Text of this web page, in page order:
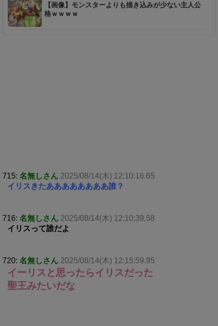
【画像】モンスターよりも描き込みが少ない主人公
格ｗｗｗｗ
715: 名無しさん 2025/08/14(木) 12:10:16.65
イリスきたああああああああ誰？
716: 名無しさん 2025/08/14(木) 12:10:39.58
イリスって誰だよ
720: 名無しさん 2025/08/14(木) 12:15:59.95
イーリスと思ったらイリスだった
聖王みたいだな